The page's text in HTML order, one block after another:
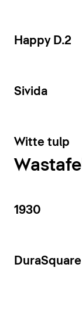
Happy D.2
Sivida
Witte tulp
1930
DuraSquare